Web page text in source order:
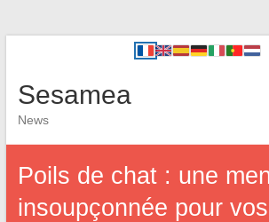
Sesamea
News
Poils de chat : une
insoupçonnée pour